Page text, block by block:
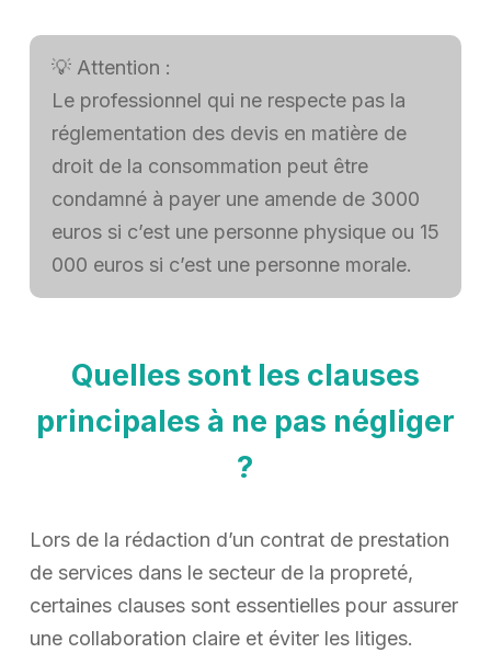
💡 Attention :
Le professionnel qui ne respecte pas la
réglementation des devis en matière de
droit de la consommation peut être
condamné à payer une amende de 3000
euros si c’est une personne physique ou 15
000 euros si c’est une personne morale.
Quelles sont les clauses
principales à ne pas négliger
?
Lors de la rédaction d’un contrat de prestation
de services dans le secteur de la propreté,
certaines clauses sont essentielles pour assurer
une collaboration claire et éviter les litiges.